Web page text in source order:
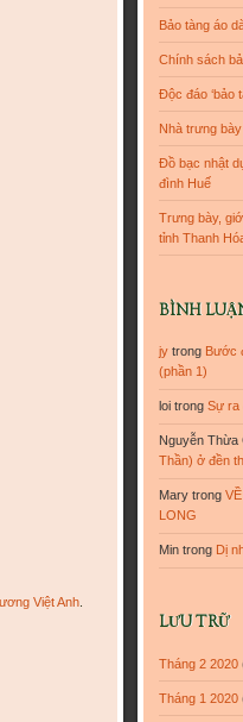
Việt Anh.
Bảo tàng áo
Chính sách
Độc đáo ‘bảo
Nhà trưng
Đồ bạc nhật
đình Huế
Trưng bày,
tỉnh Thanh
BÌNH
jy trong Bước
(phần 1)
loi trongSự ra
Nguyễn Thừa
Thần) ở đền
Mary trong
LONG
Min trong Dị
LƯU TRỮ
Tháng 2 2020
Tháng 1 2020